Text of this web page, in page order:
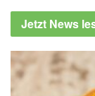
Jetzt News